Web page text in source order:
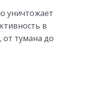
уничтожает
в
от тумана до